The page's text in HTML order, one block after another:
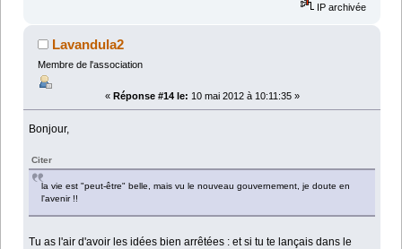
IP archivée
Lavandula2
Membre de l'association
« Réponse #14 le: 10 mai 2012 à 10:11:35 »
Bonjour,
Citer
la vie est "peut-être" belle, mais vu le nouveau gouvernement, je doute en
l'avenir !!
Tu as l'air d'avoir les idées bien arrêtées : et si tu te lançais dans le